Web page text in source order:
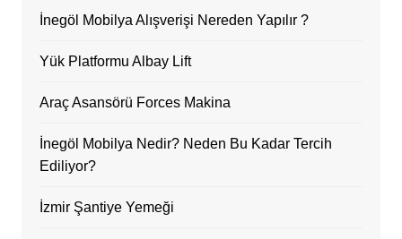
İnegöl Mobilya Alışverişi Nereden Yapılır ?
Yük Platformu Albay Lift
Araç Asansörü Forces Makina
İnegöl Mobilya Nedir? Neden Bu Kadar Tercih
Ediliyor?
İzmir Şantiye Yemeği